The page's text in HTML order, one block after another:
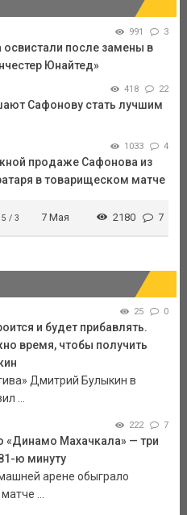
991 3
после замены в
Юнайтед»
418 22
Сафонову стать лучшим
1033 4
продаже Сафонова из
в товарищеском матче
5 / 3 7 Мая 2180 7
25 0
и будет прибавлять.
время, чтобы получить
Дмитрий Булыкин в
...
222 7
Махачкала» — три
ю минуту
арене обыграло
...